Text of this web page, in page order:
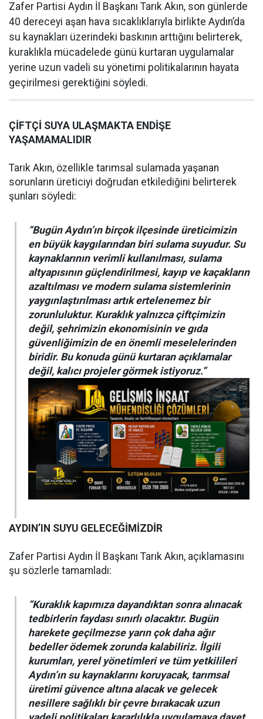
Zafer Partisi Aydın İl Başkanı Tarık Akın, son günlerde
40 dereceyi aşan hava sıcaklıklarıyla birlikte Aydın’da
su kaynakları üzerindeki baskının arttığını belirterek,
kuraklıkla mücadelede günü kurtaran uygulamalar
yerine uzun vadeli su yönetimi politikalarının hayata
geçirilmesi gerektiğini söyledi.
ÇİFTÇİ SUYA ULAŞMAKTA ENDİŞE
YAŞAMAMALIDIR
Tarık Akın, özellikle tarımsal sulamada yaşanan
sorunların üreticiyi doğrudan etkilediğini belirterek
şunları söyledi:
“Bugün Aydın’ın birçok ilçesinde üreticimizin
en büyük kaygılarından biri sulama suyudur. Su
kaynaklarının verimli kullanılması, sulama
altyapısının güçlendirilmesi, kayıp ve kaçakların
azaltılması ve modern sulama sistemlerinin
yaygınlaştırılması artık ertelenemez bir
zorunluluktur. Kuraklık yalnızca çiftçimizin
değil, şehrimizin ekonomisinin ve gıda
güvenliğimizin de en önemli meselelerinden
biridir. Bu konuda günü kurtaran açıklamalar
değil, kalıcı projeler görmek istiyoruz.”
AYDIN’IN SUYU GELECEĞİMİZDİR
Zafer Partisi Aydın İl Başkanı Tarık Akın, açıklamasını
şu sözlerle tamamladı:
“Kuraklık kapımıza dayandıktan sonra alınacak
tedbirlerin faydası sınırlı olacaktır. Bugün
harekete geçilmezse yarın çok daha ağır
bedeller ödemek zorunda kalabiliriz. İlgili
kurumları, yerel yönetimleri ve tüm yetkilileri
Aydın’ın su kaynaklarını koruyacak, tarımsal
üretimi güvence altına alacak ve gelecek
nesillere sağlıklı bir çevre bırakacak uzun